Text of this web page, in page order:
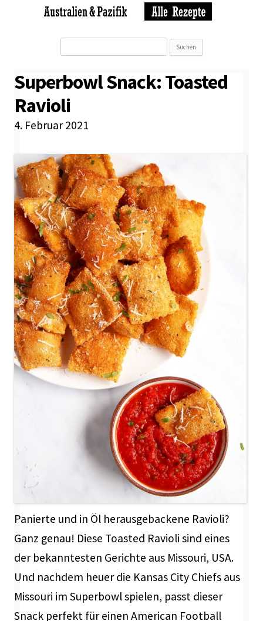
Superbowl Snack: Toasted
Ravioli
4. Februar 2021
Panierte und in Öl herausgebackene Ravioli?
Ganz genau! Diese Toasted Ravioli sind eines
der bekanntesten Gerichte aus Missouri, USA.
Und nachdem heuer die Kansas City Chiefs aus
Missouri im Superbowl spielen, passt dieser
Snack perfekt für einen American Football